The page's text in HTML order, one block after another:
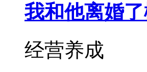
我和他离婚
经营养成